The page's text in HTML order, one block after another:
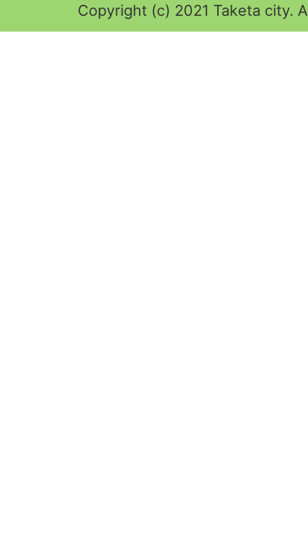
Copyright (c) 2021 Taketa city.